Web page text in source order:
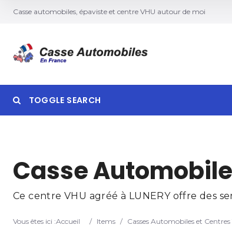
Casse automobiles, épaviste et centre VHU autour de moi
TOGGLE SEARCH
Casse Automobile
Ce centre VHU agréé à LUNERY offre des
Vous êtes ici :Accueil / Items / Casses Automobiles et Centres